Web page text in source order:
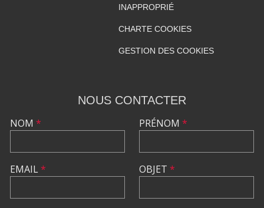
INAPPROPRIÉ
CHARTE COOKIES
GESTION DES COOKIES
NOUS CONTACTER
NOM *
EMAIL*
PRÉNOM *
OBJET *